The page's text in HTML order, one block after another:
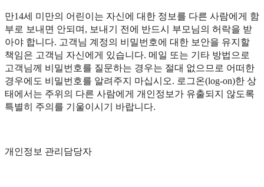
만14세 미만의 어린이는 자신에 대한 정보를 다른 사람에게 함
부로 보내면 안되며, 보내기 전에 반드시 부모님의 허락을 받
아야 합니다. 고객님 계정의 비밀번호에 대한 보안을 유지할
책임은 고객님 자신에게 있습니다. 메일 또는 기타 방법으로
고객님께 비밀번호를 질문하는 경우는 절대 없으므로 어떠한
경우에도 비밀번호를 알려주지 마십시오. 로그온(log-on)한 상
태에서는 주위의 다른 사람에게 개인정보가 유출되지 않도록
특별히 주의를 기울이시기 바랍니다.
개인정보 관리담당자